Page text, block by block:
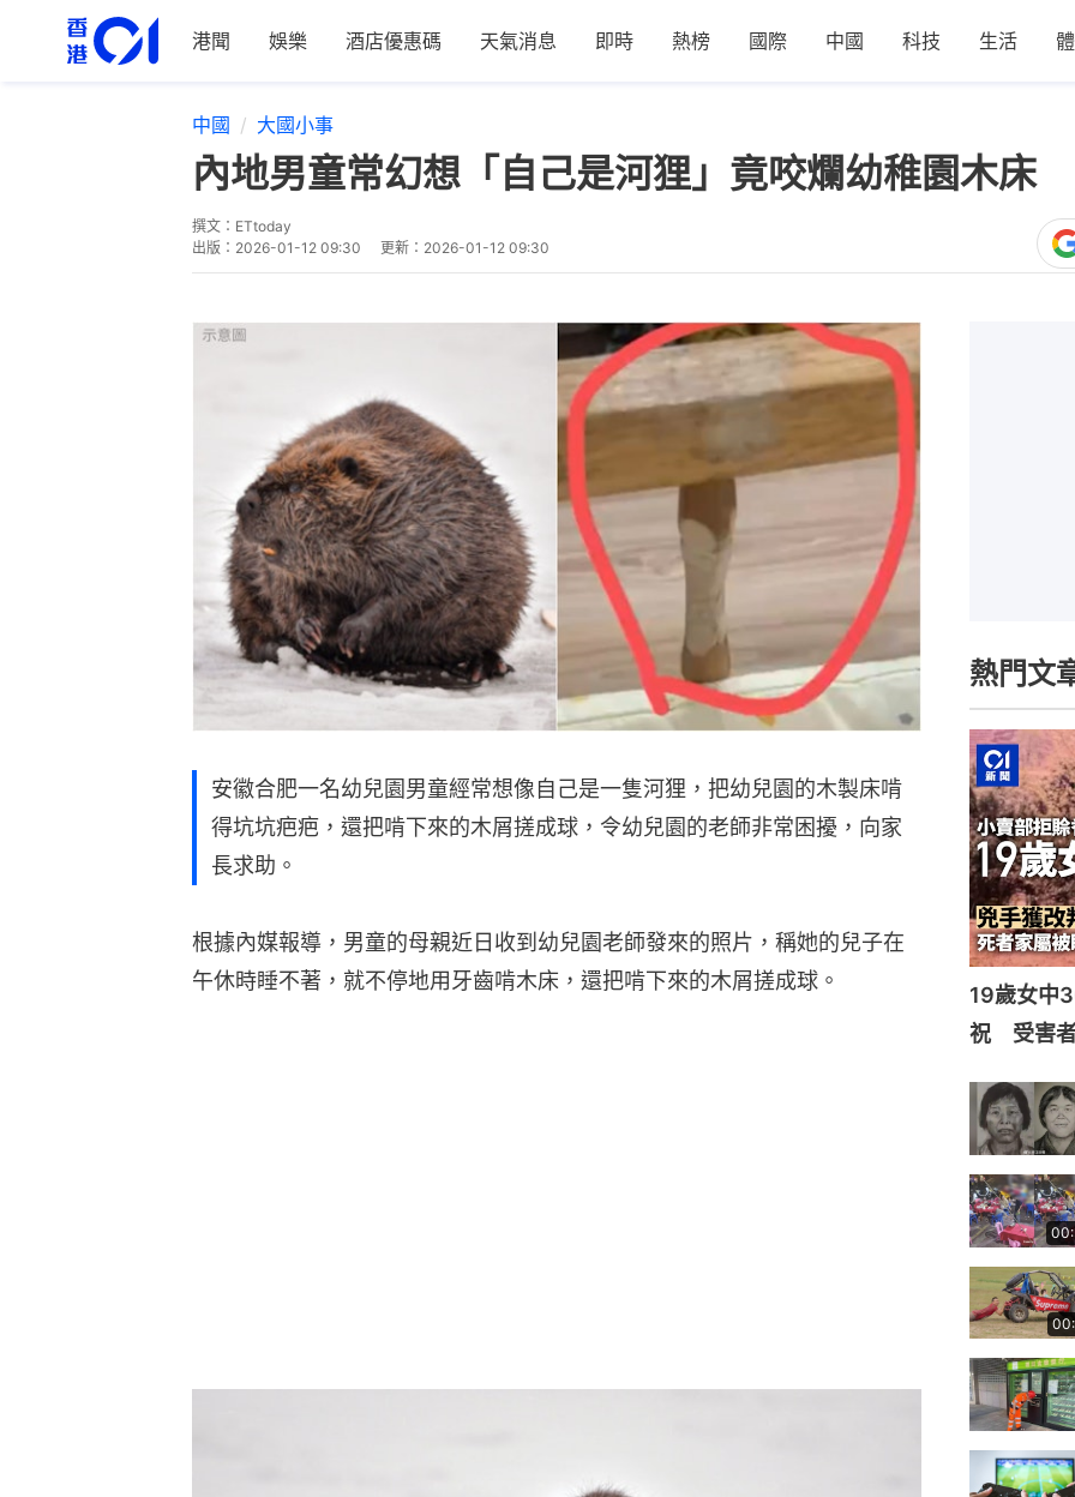
港聞 娛樂 酒店優惠碼 天氣消息 即時 熱榜 國際 中國 科技 生活
中國 大國小事
內地男童常幻想「自己是河狸」竟咬爛幼稚園木床
撰文： ETtoday
出版： 2026-01-12 09:30 更新： 2026-01-12 09:30
安徽合肥一名幼兒園男童經常想像自己是一隻河狸，把幼兒園的木製床啃
得坑坑疤疤，還把啃下來的木屑搓成球，令幼兒園的老師非常困擾，向家
長求助。
根據內媒報導，男童的母親近日收到幼兒園老師發來的照片，稱她的兒子在
午休時睡不著，就不停地用牙齒啃木床，還把啃下來的木屑搓成球。
熱門文
19歲女中
祝 受害